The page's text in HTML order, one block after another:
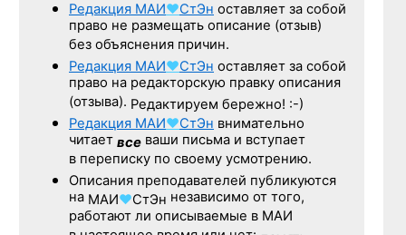
Редакция МАИ♥СтЭн оставляет за собой
право не размещать описание (отзыв)
без объяснения причин.
Редакция МАИ♥СтЭн оставляет за собой
право на редакторскую правку описания
(отзыва). Редактируем бережно! :-)
Редакция МАИ♥СтЭн внимательно
читает все ваши письма и вступает
в переписку по своему усмотрению.
Описания преподавателей публикуются
на МАИ♥СтЭн независимо от того,
работают ли описываемые в МАИ